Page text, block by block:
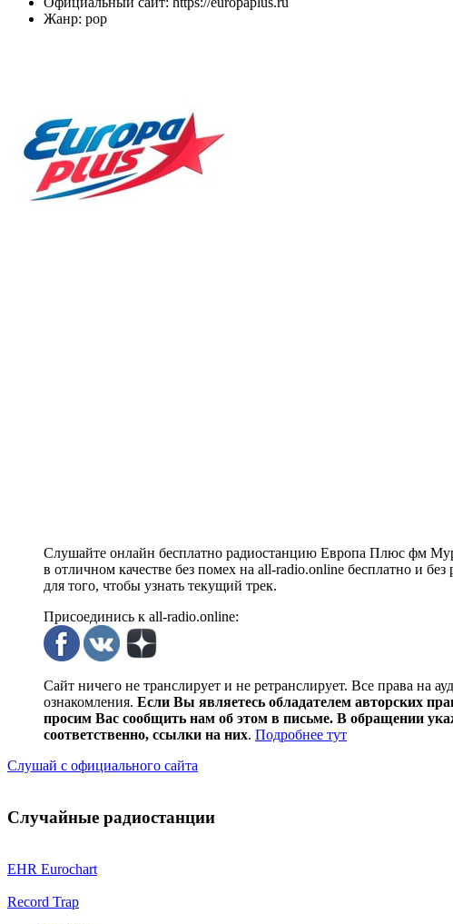
Жанр: pop
Слушайте онлайн бесплатно радиостанцию Европа Плюс фм
в отличном качестве без помех на all-radio.online бесплатно и
для того, чтобы узнать текущий трек.
Присоединись к all-radio.online:
Сайт ничего не транслирует и не ретранслирует. Все права на
ознакомления. Если Вы являетесь обладателем авторских
просим Вас сообщить нам об этом в письме. В обращении
соответственно, ссылки на них. Подробнее тут
Слушай с официального сайта
Случайные радиостанции
EHR Eurochart
Record Trap